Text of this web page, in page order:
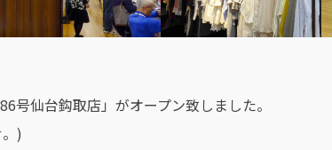
号仙台鈎取店」がオープン致しました。
)